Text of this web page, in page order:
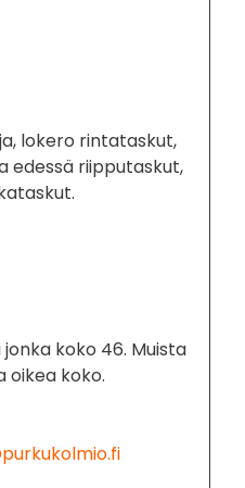
lokero rintataskut,
edessä riipputaskut,
jonka koko 46. Muista
oikea koko.